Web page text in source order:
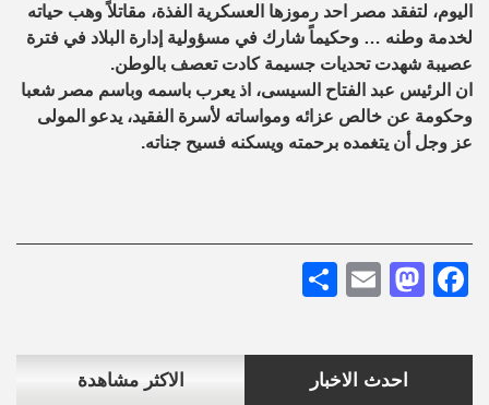
احدث الاخبار الاكثر مشاهدة
اليوم، لتفقد مصر احد رموزها العسكرية الفذة، مقاتلاً وهب حياته
لخدمة وطنه … وحكيماً شارك في مسؤولية إدارة البلاد في فترة
عصيبة شهدت تحديات جسيمة كادت تعصف بالوطن.
ان الرئيس عبد الفتاح السيسى، اذ يعرب باسمه وباسم مصر شعبا
وحكومة عن خالص عزائه ومواساته لأسرة الفقيد، يدعو المولى
عز وجل أن يتغمده برحمته ويسكنه فسيح جناته.
Facebook
Mastodon
Email